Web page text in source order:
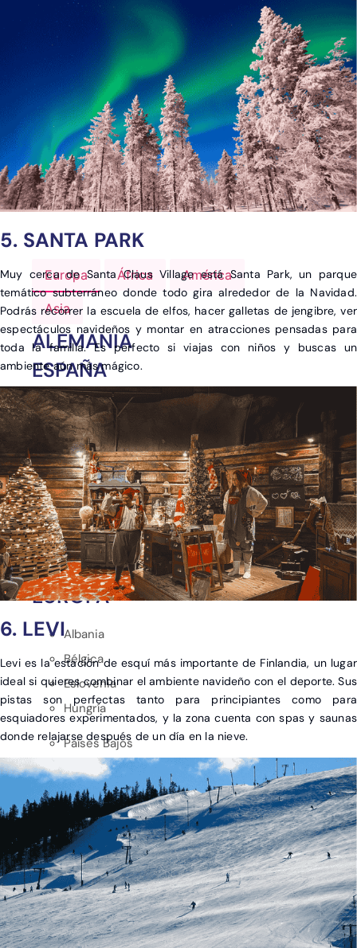
Guías de Viaje
Europa África América
Asia
ALEMANIA
ESPAÑA
FRANCIA
GRECIA
ITALIA
PORTUGAL
REINO UNIDO
TURQUÍA
OTROS DESTINOS EN
EUROPA
Albania
Bélgica
Eslovenia
Hungría
Países Bajos
Polonia
República Checa
5. SANTA PARK
Muy cerca de Santa Claus Village está Santa Park, un parque
temático subterráneo donde todo gira alrededor de la Navidad.
Podrás recorrer la escuela de elfos, hacer galletas de jengibre, ver
espectáculos navideños y montar en atracciones pensadas para
toda la familia. Es perfecto si viajas con niños y buscas un
ambiente aún más mágico.
6. LEVI
Levi es la estación de esquí más importante de Finlandia, un lugar
ideal si quieres combinar el ambiente navideño con el deporte. Sus
pistas son perfectas tanto para principiantes como para
esquiadores experimentados, y la zona cuenta con spas y saunas
donde relajarse después de un día en la nieve.